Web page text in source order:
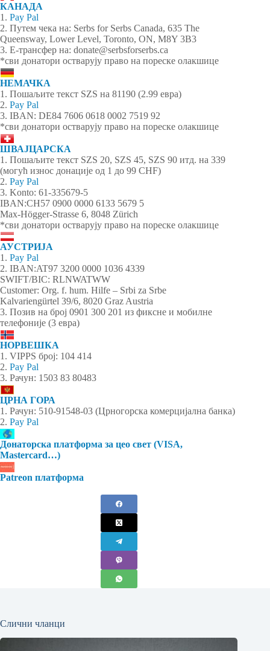
КАНАДА
1. Pay Pal
2. Путем чека на: Serbs for Serbs Canada, 635 The
Queensway, Lower Level, Toronto, ON, M8Y 3B3
3. Е-трансфер на: donate@serbsforserbs.ca
*сви донатори остварују право на пореске олакшице
НЕМАЧКА
1. Пошаљите текст SZS на 81190 (2.99 евра)
2. Pay Pal
3. IBAN: DE84 7606 0618 0002 7519 92
*сви донатори остварују право на пореске олакшице
ШВАЈЦАРСКА
1. Пошаљите текст SZS 20, SZS 45, SZS 90 итд. на 339
(могућ износ донације од 1 до 99 CHF)
2. Pay Pal
3. Konto: 61-335679-5
IBAN:CH57 0900 0000 6133 5679 5
Max-Högger-Strasse 6, 8048 Zürich
*сви донатори остварују право на пореске олакшице
АУСТРИЈА
1. Pay Pal
2. IBAN:AT97 3200 0000 1036 4339
SWIFT/BIC: RLNWATWW
Customer: Org. f. hum. Hilfe – Srbi za Srbe
Kalvariengürtel 39/6, 8020 Graz Austria
3. Позив на број 0901 300 201 из фиксне и мобилне
телефоније (3 евра)
НОРВЕШКА
1. VIPPS број: 104 414
2. Pay Pal
3. Рачун: 1503 83 80483
ЦРНА ГОРА
1. Рачун: 510-91548-03 (Црногорска комерцијална банка)
2. Pay Pal
Донаторска платформа за цео свет (VISA,
Mastercard…)
Patreon платформа
Слични чланци